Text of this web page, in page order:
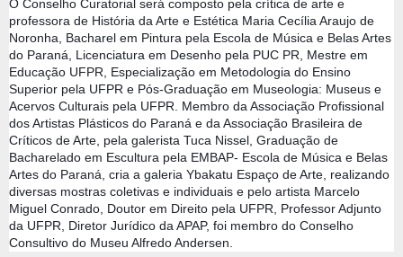
O Conselho Curatorial será composto pela crítica de arte e
professora de História da Arte e Estética Maria Cecília Araujo de
Noronha, Bacharel em Pintura pela Escola de Música e Belas Artes
do Paraná, Licenciatura em Desenho pela PUC PR, Mestre em
Educação UFPR, Especialização em Metodologia do Ensino
Superior pela UFPR e Pós-Graduação em Museologia: Museus e
Acervos Culturais pela UFPR. Membro da Associação Profissional
dos Artistas Plásticos do Paraná e da Associação Brasileira de
Críticos de Arte, pela galerista Tuca Nissel, Graduação de
Bacharelado em Escultura pela EMBAP- Escola de Música e Belas
Artes do Paraná, cria a galeria Ybakatu Espaço de Arte, realizando
diversas mostras coletivas e individuais e pelo artista Marcelo
Miguel Conrado, Doutor em Direito pela UFPR, Professor Adjunto
da UFPR, Diretor Jurídico da APAP, foi membro do Conselho
Consultivo do Museu Alfredo Andersen.